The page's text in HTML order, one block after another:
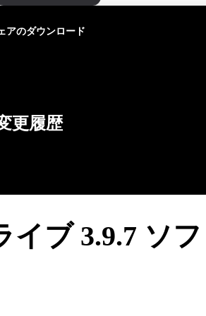
アのダウンロード
更履歴
イブ 3.9.7 ソ